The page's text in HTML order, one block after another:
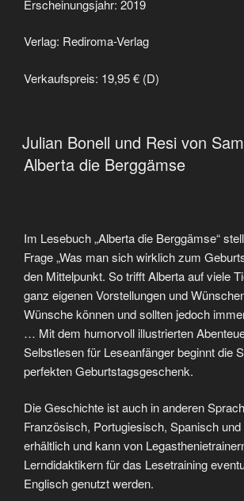
Erscheinungsjahr: 2019
Verlag: Rediroma-Verlag
Verkaufspreis: 19,95 € (D)
VERÖFFENTLICHT
AM
Julian Bonell und Resi von
Alberta die Berggämse
Im Lesebuch „Alberta die Berggämse“
Frage „Was man sich wirklich zum
den Mittelpunkt. So trifft Alberta auf viele
ganz eigenen Vorstellungen und
Wünsche können und sollten jedoch
… Mit dem humorvoll illustrierten
Selbstlesen für Leseanfänger beginnt die
perfekten Geburtstagsgeschenk.
Die Geschichte ist auch in anderen
Französisch, Portugiesisch, Spanisch
erhältlich und kann von
Lerndidaktikern für das Lesetraining
Englisch genutzt werden.